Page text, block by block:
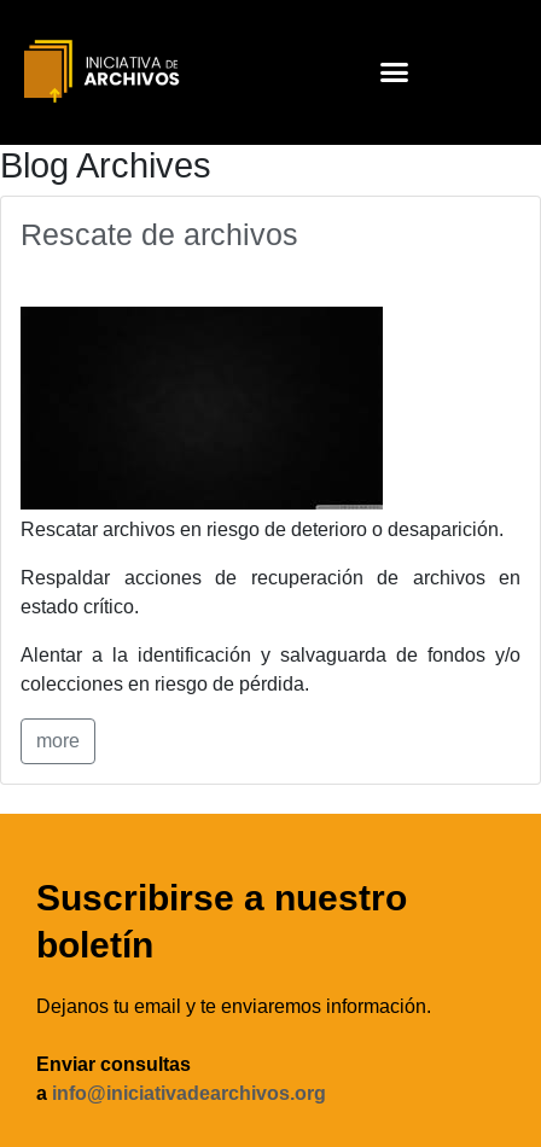
Blog Archives
Rescate de archivos
Rescatar archivos en riesgo de deterioro o desaparición.
Respaldar acciones de recuperación de archivos en
estado crítico.
Alentar a la identificación y salvaguarda de fondos y/o
colecciones en riesgo de pérdida.
more
Suscribirse a nuestro
boletín
Dejanos tu email y te enviaremos información.
Enviar consultas
a info@iniciativadearchivos.org